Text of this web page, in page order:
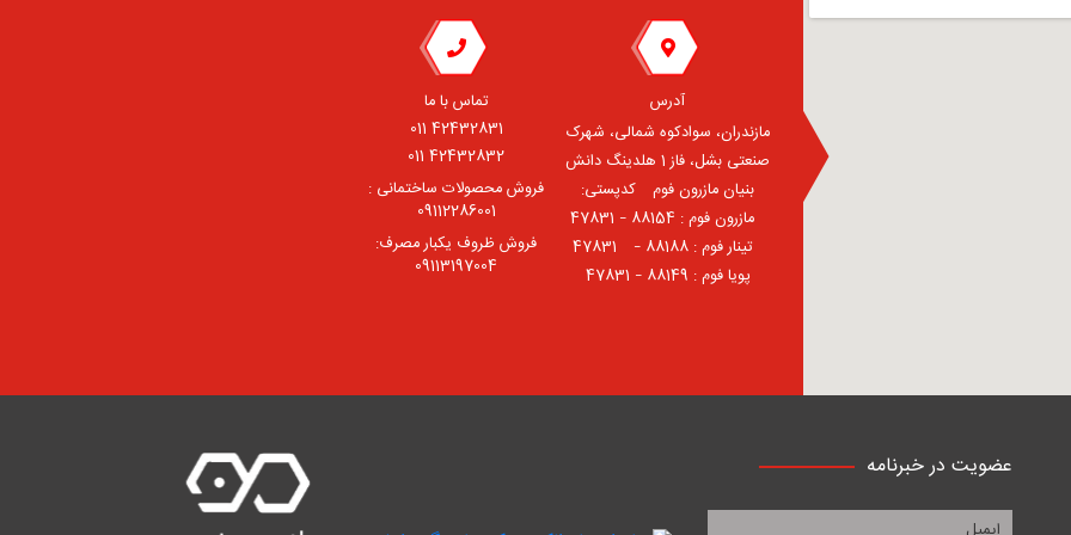
آدرس
مازندران، سوادکوه شمالی، شهرک
صنعتی بشل، فاز 1 هلدینگ دانش
بنیان مازرون فوم ⠀کدپستی:
⠀مازرون فوم : 88154 – 47831
⠀تینار فوم : 88188 – 47831⠀
پویا فوم : 88149 – 47831
تماس با ما
42432831 011
42432832 011
فروش محصولات ساختمانی :
09112286001
فروش ظروف یکبار مصرف:
09113197004
عضویت در خبرنامه